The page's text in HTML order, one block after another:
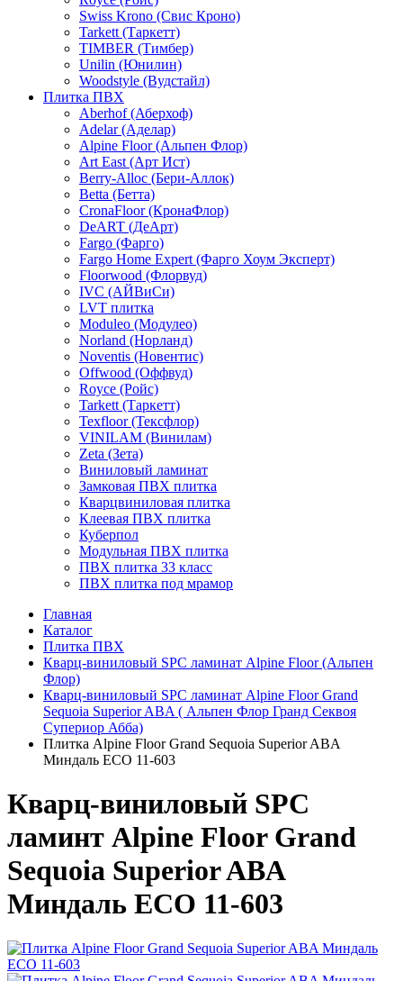
Swiss Krono (Свис Кроно)
Tarkett (Таркетт)
TIMBER (Тимбер)
Unilin (Юнилин)
Woodstyle (Вудстайл)
Плитка ПВХ
Aberhof (Аберхоф)
Adelar (Аделар)
Alpine Floor (Альпен Флор)
Art East (Арт Ист)
Berry-Alloc (Бери-Аллок)
Betta (Бетта)
CronaFloor (КронаФлор)
DeART (ДеАрт)
Fargo (Фарго)
Fargo Home Expert (Фарго Хоум Эксперт)
Floorwood (Флорвуд)
IVC (АЙВиСи)
LVT плитка
Moduleo (Модулео)
Norland (Норланд)
Noventis (Новентис)
Offwood (Оффвуд)
Royce (Ройс)
Tarkett (Таркетт)
Texfloor (Тексфлор)
VINILAM (Винилам)
Zeta (Зета)
Виниловый ламинат
Замковая ПВХ плитка
Кварцвиниловая плитка
Клеевая ПВХ плитка
Куберпол
Модульная ПВХ плитка
ПВХ плитка 33 класс
ПВХ плитка под мрамор
Главная
Каталог
Плитка ПВХ
Кварц-виниловый SPC ламинат Alpine Floor (Альпен
Флор)
Кварц-виниловый SPC ламинат Alpine Floor Grand
Sequoia Superior ABA ( Альпен Флор Гранд Секвоя
Супериор Абба)
Плитка Alpine Floor Grand Sequoia Superior ABA
Миндаль ECO 11-603
Кварц-виниловый SPC
ламинт Alpine Floor Grand
Sequoia Superior ABA
Миндаль ECO 11-603